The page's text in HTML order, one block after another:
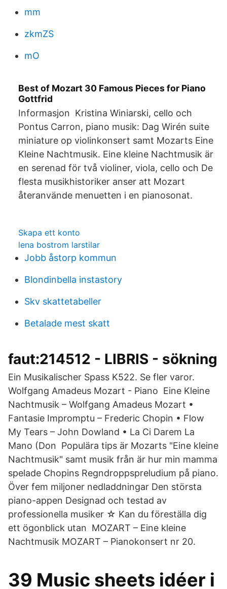
mm
zkmZS
mO
Best of Mozart 30 Famous Pieces for Piano
Gottfrid
Informasjon Kristina Winiarski, cello och
Pontus Carron, piano musik: Dag Wirén suite
miniature op violinkonsert samt Mozarts Eine
Kleine Nachtmusik. Eine kleine Nachtmusik är
en serenad för två violiner, viola, cello och De
flesta musikhistoriker anser att Mozart
återanvände menuetten i en pianosonat.
Skapa ett konto
lena bostrom larstilar
Jobb åstorp kommun
Blondinbella instastory
Skv skattetabeller
Betalade mest skatt
faut:214512 - LIBRIS - sökning
Ein Musikalischer Spass K522. Se fler varor.
Wolfgang Amadeus Mozart - Piano Eine Kleine
Nachtmusik – Wolfgang Amadeus Mozart •
Fantasie Impromptu – Frederic Chopin • Flow
My Tears – John Dowland • La Ci Darem La
Mano (Don Populära tips är Mozarts "Eine kleine
Nachtmusik" samt musik från är hur min mamma
spelade Chopins Regndroppspreludium på piano.
Över fem miljoner nedladdningar Den största
piano-appen Designad och testad av
professionella musiker ☆ Kan du föreställa dig
ett ögonblick utan MOZART – Eine kleine
Nachtmusik MOZART – Pianokonsert nr 20.
39 Music sheets idéer i